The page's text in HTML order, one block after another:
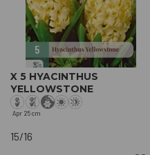
X 5 HYACINTHUS
YELLOWSTONE
Apr 25 cm
15/16